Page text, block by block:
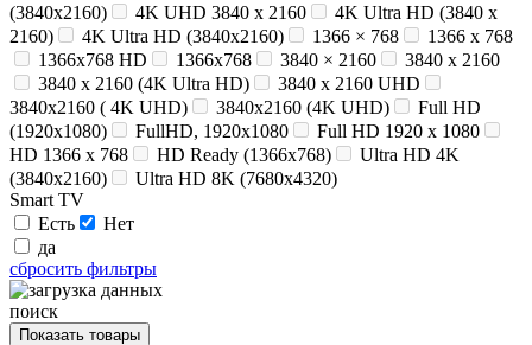
(3840x2160)
4K UHD 3840 x 2160
4K Ultra HD (3840 x
2160)
4K Ultra HD (3840x2160) 1366 × 768
1366 x 768
1366x768 HD
1366х768 3840 × 2160
3840 x 2160
3840 x 2160 (4K Ultra HD)
3840 х 2160 UHD
3840x2160 ( 4K UHD)
3840x2160 (4K UHD)
Full HD
(1920x1080)
FullHD, 1920x1080
Full HD 1920 x 1080
HD 1366 x 768
HD Ready (1366x768)
Ultra HD 4K
(3840x2160)
Ultra HD 8K (7680x4320)
Smart TV
Есть
Нет
да
сбросить фильтры
поиск